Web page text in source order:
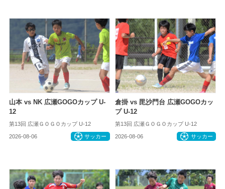
山本 vs NK 広瀬GOGOカップ U-
12
第13回 広瀬ＧＯＧＯカップ U-12
2026-08-06 サッカー
倉掛 vs 毘沙門台 広瀬GOGOカッ
プ U-12
第13回 広瀬ＧＯＧＯカップ U-12
2026-08-06 サッカー